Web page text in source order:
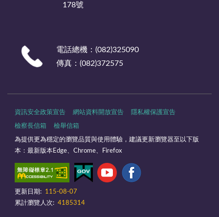
178號
電話總機：(082)325090
傳真：(082)372575
資訊安全政策宣告 網站資料開放宣告 隱私權保護宣告
檢察長信箱 檢舉信箱
為提供更為穩定的瀏覽品質與使用體驗，建議更新瀏覽器至以下版
本：最新版本Edge、Chrome、Firefox
更新日期:
115-08-07
累計瀏覽人次: 4185314